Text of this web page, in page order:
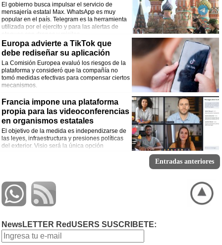
El gobierno busca impulsar el servicio de
mensajería estatal Max. WhatsApp es muy
popular en el país. Telegram es la herramienta
utilizada por el ejercito y para las alertas de
ataques con drones y misiles.
Europa advierte a TikTok que
debe rediseñar su aplicación
La Comisión Europea evaluó los riesgos de la
plataforma y consideró que la compañía no
tomó medidas efectivas para compensar ciertos
mecanismos.
Francia impone una plataforma
propia para las videoconferencias
en organismos estatales
El objetivo de la medida es independizarse de
las leyes, infraestructura y presiones políticas
del exterior. Visio será la única opción
Entradas anteriores
NewsLETTER RedUSERS SUSCRIBETE: